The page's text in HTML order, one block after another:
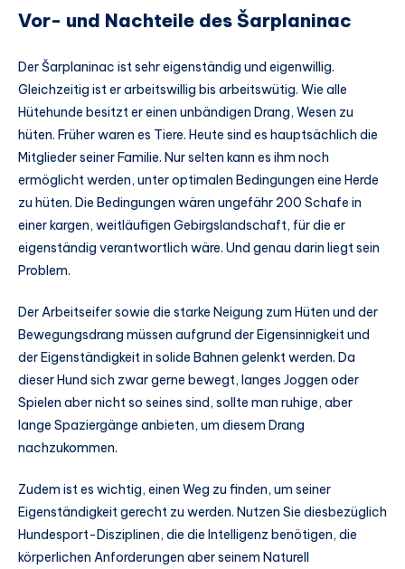
Vor- und Nachteile des Šarplaninac
Der Šarplaninac ist sehr eigenständig und eigenwillig.
Gleichzeitig ist er arbeitswillig bis arbeitswütig. Wie alle
Hütehunde besitzt er einen unbändigen Drang, Wesen zu
hüten. Früher waren es Tiere. Heute sind es hauptsächlich die
Mitglieder seiner Familie. Nur selten kann es ihm noch
ermöglicht werden, unter optimalen Bedingungen eine Herde
zu hüten. Die Bedingungen wären ungefähr 200 Schafe in
einer kargen, weitläufigen Gebirgslandschaft, für die er
eigenständig verantwortlich wäre. Und genau darin liegt sein
Problem.
Der Arbeitseifer sowie die starke Neigung zum Hüten und der
Bewegungsdrang müssen aufgrund der Eigensinnigkeit und
der Eigenständigkeit in solide Bahnen gelenkt werden. Da
dieser Hund sich zwar gerne bewegt, langes Joggen oder
Spielen aber nicht so seines sind, sollte man ruhige, aber
lange Spaziergänge anbieten, um diesem Drang
nachzukommen.
Zudem ist es wichtig, einen Weg zu finden, um seiner
Eigenständigkeit gerecht zu werden. Nutzen Sie diesbezüglich
Hundesport-Disziplinen, die die Intelligenz benötigen, die
körperlichen Anforderungen aber seinem Naturell